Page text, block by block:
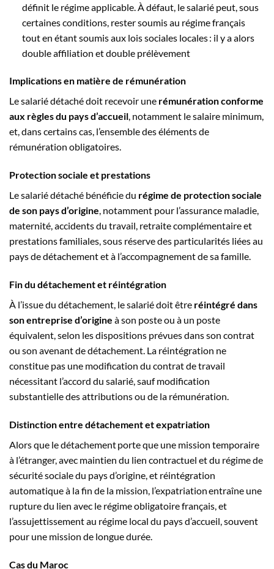
définit le régime applicable. À défaut, le salarié peut, sous
certaines conditions, rester soumis au régime français
tout en étant soumis aux lois sociales locales : il y a alors
double affiliation et double prélèvement
Implications en matière de rémunération
Le salarié détaché doit recevoir une rémunération conforme
aux règles du pays d’accueil, notamment le salaire minimum,
et, dans certains cas, l’ensemble des éléments de
rémunération obligatoires.
Protection sociale et prestations
Le salarié détaché bénéficie du régime de protection sociale
de son pays d’origine, notamment pour l’assurance maladie,
maternité, accidents du travail, retraite complémentaire et
prestations familiales, sous réserve des particularités liées au
pays de détachement et à l’accompagnement de sa famille.
Fin du détachement et réintégration
À l’issue du détachement, le salarié doit être réintégré dans
son entreprise d’origine à son poste ou à un poste
équivalent, selon les dispositions prévues dans son contrat
ou son avenant de détachement. La réintégration ne
constitue pas une modification du contrat de travail
nécessitant l’accord du salarié, sauf modification
substantielle des attributions ou de la rémunération.
Distinction entre détachement et expatriation
Alors que le détachement porte que une mission temporaire
à l’étranger, avec maintien du lien contractuel et du régime de
sécurité sociale du pays d’origine, et réintégration
automatique à la fin de la mission, l’expatriation entraîne une
rupture du lien avec le régime obligatoire français, et
l’assujettissement au régime local du pays d’accueil, souvent
pour une mission de longue durée.
Cas du Maroc